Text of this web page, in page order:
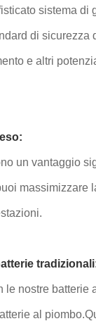
sistema
di
e altri
un vantaggio
nostre
al